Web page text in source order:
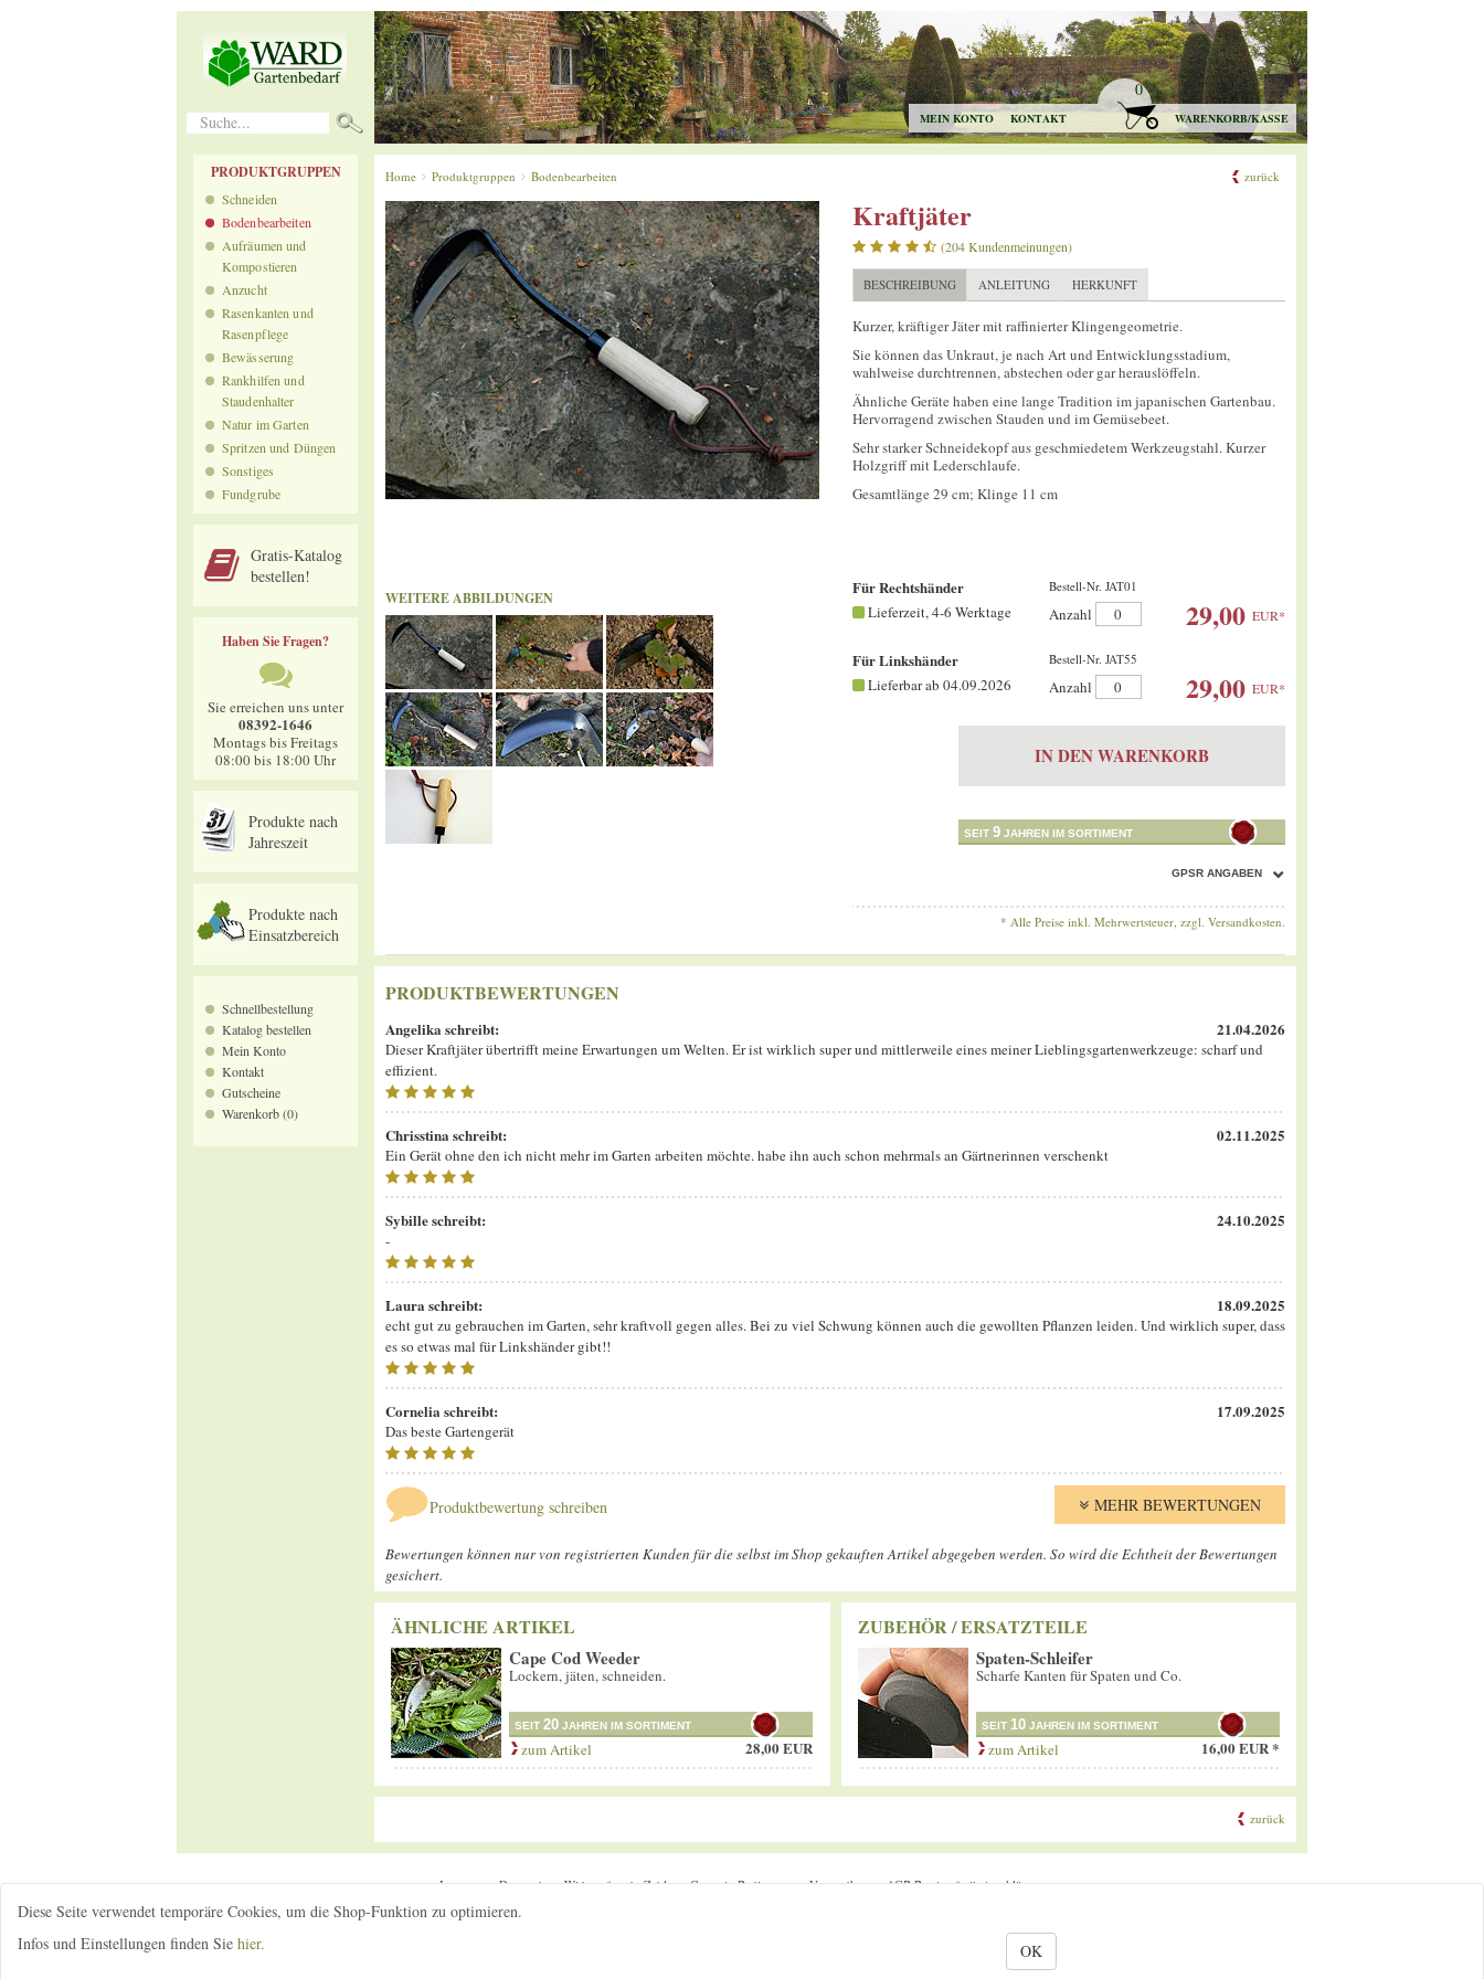
Diese Seite verwendet temporäre Cookies, um die Shop-Funktion zu optimieren.
Infos und Einstellungen finden Sie hier. OK
Suche... MEIN KONTO KONTAKT
0
WARENKORB/KASSE
PRODUKTGRUPPEN
Schneiden
Bodenbearbeiten
Aufräumen und
Kompostieren
Anzucht
Rasenkanten und
Rasenpflege
Bewässerung
Rankhilfen und
Staudenhalter
Natur im Garten
Spritzen und Düngen
Sonstiges
Fundgrube
Gratis-Katalog
bestellen!
Haben Sie Fragen?
Sie erreichen uns unter
08392-1646
Montags bis Freitags
08:00 bis 18:00 Uhr
Produkte nach
Jahreszeit
Produkte nach
Einsatzbereich
Schnellbestellung
Katalog bestellen
Mein Konto
Kontakt
Gutscheine
Warenkorb (0)
Home Produktgruppen Bodenbearbeiten zurück
WEITERE ABBILDUNGEN
Kraftjäter
(204 Kundenmeinungen)
BESCHREIBUNG ANLEITUNG HERKUNFT
Kurzer, kräftiger Jäter mit raffinierter Klingengeometrie.
Sie können das Unkraut, je nach Art und Entwicklungsstadium,
wahlweise durchtrennen, abstechen oder gar herauslöffeln.
Ähnliche Geräte haben eine lange Tradition im japanischen Gartenbau.
Hervorragend zwischen Stauden und im Gemüsebeet.
Sehr starker Schneidekopf aus geschmiedetem Werkzeugstahl. Kurzer
Holzgriff mit Lederschlaufe.
Gesamtlänge 29 cm; Klinge 11 cm
Für Rechtshänder Bestell-Nr. JAT01
Lieferzeit, 4-6 Werktage Anzahl 29,00 EUR*
Für Linkshänder Bestell-Nr. JAT55
Lieferbar ab 04.09.2026 Anzahl 29,00 EUR*
IN DEN WARENKORB
SEIT 9 JAHREN IM SORTIMENT
GPSR ANGABEN
* Alle Preise inkl. Mehrwertsteuer, zzgl. Versandkosten.
PRODUKTBEWERTUNGEN
Angelika schreibt: 21.04.2026
Dieser Kraftjäter übertrifft meine Erwartungen um Welten. Er ist wirklich super und mittlerweile eines meiner Lieblingsgartenwerkzeuge: scharf und
effizient.
Chrisstina schreibt: 02.11.2025
Ein Gerät ohne den ich nicht mehr im Garten arbeiten möchte. habe ihn auch schon mehrmals an Gärtnerinnen verschenkt
Sybilleschreibt: 24.10.2025
-
Laura schreibt: 18.09.2025
echt gut zu gebrauchen im Garten, sehr kraftvoll gegen alles. Bei zu viel Schwung können auch die gewollten Pflanzen leiden. Und wirklich super, dass
es so etwas mal für Linkshänder gibt!!
Cornelia schreibt: 17.09.2025
Das beste Gartengerät
Produktbewertung schreiben MEHR BEWERTUNGEN
Bewertungen können nur von registrierten Kunden für die selbst im Shop gekauften Artikel abgegeben werden. So wird die Echtheit der Bewertungen
gesichert.
ÄHNLICHE ARTIKEL
Cape Cod Weeder
Lockern, jäten, schneiden.
SEIT 20 JAHREN IM SORTIMENT
zum Artikel 28,00 EUR
ZUBEHÖR / ERSATZTEILE
Spaten-Schleifer
Scharfe Kanten für Spaten und Co.
SEIT 10JAHREN IM SORTIMENT
zum Artikel 16,00 EUR *
zurück
ImpressumDatenschutzWiderrufsrechtZahlungGarantie-BedingungenVersandkostenAGBBarrierefreiheitserklärung